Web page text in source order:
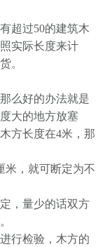
超过50的建筑木
实际长度来计
。
么好的办法就是
大的地方放塞
方长度在4米，那
米，就可断定为不
，量少的话双方
行检验，木方的